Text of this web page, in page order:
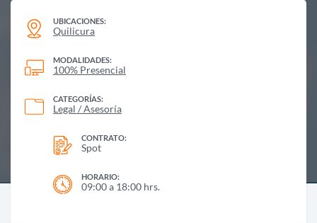
UBICACIONES:
Quilicura
MODALIDADES:
100% Presencial
CATEGORÍAS:
Legal / Asesoría
CONTRATO:
Spot
HORARIO:
09:00 a 18:00 hrs.